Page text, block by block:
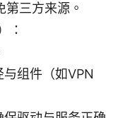
三方来源。
：
组件（如VPN